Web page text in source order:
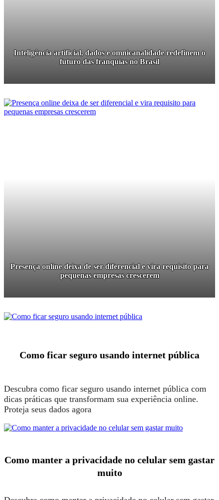
Inteligência artificial, dados e omnicanalidade redefinem o
futuro das franquias no Brasil
Presença online deixa de ser diferencial e vira requisito para
pequenas empresas crescerem
Como ficar seguro usando internet pública
Descubra como ficar seguro usando internet pública com
dicas práticas que transformam sua experiência online.
Proteja seus dados agora
Como manter a privacidade no celular sem gastar
muito